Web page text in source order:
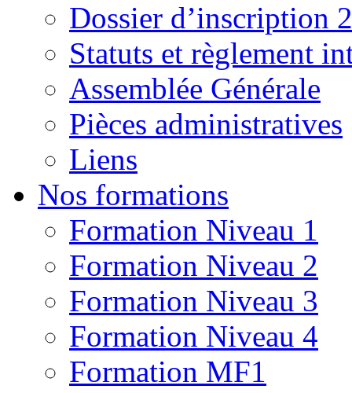
Dossier d’inscription
Statuts et règlement
Assemblée Générale
Pièces administratives
Liens
Nos formations
Formation Niveau 1
Formation Niveau 2
Formation Niveau 3
Formation Niveau 4
Formation MF1